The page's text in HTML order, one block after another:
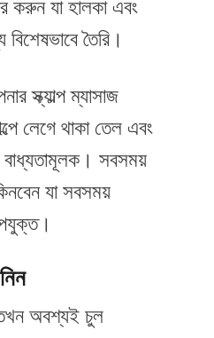
করুন যা হালকা এবং
তৈরি।
স্ক্যাল্প ম্যাসাজ
লেগে থাকা তেল এবং
বাধ্যতামূলক। সবসময়
যা সবসময়
অবশ্যই চুল